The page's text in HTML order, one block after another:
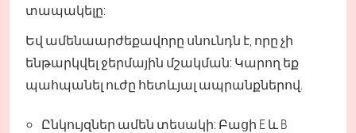
տապակելը:
Եվ ամենաարժեքավորը սնունդն է, որը չի
ենթարկվել ջերմային մշակման: Կարող եք
պահպանել ուժը հետևյալ ապրանքներով.
Ընկույզներ ամեն տեսակի: Բացի E և B